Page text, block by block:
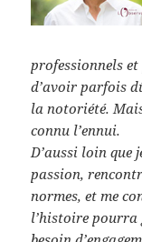
professionnels et
d’avoir parfois
la notoriété.
connu l’ennui.
D’aussi loin que
passion,
normes, et me
l’histoire pourra